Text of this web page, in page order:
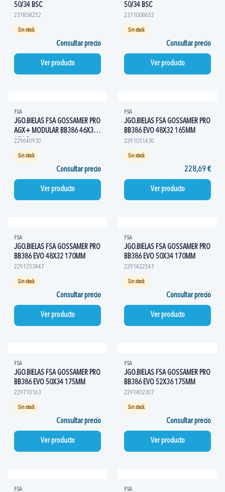
50/34 BSC
231858252
Sin stock
Consultar precio
Ver producto
50/34 BSC
2311008652
Sin stock
Consultar precio
Ver producto
FSA
JGO.BIELAS FSA GOSSAMER PRO
AGX+ MODULAR BB386 46X30
172.5
229640930
Sin stock
Consultar precio
Ver producto
FSA
JGO.BIELAS FSA GOSSAMER PRO
BB386 EVO 48X32 165MM
2291051430
Sin stock
228,69 €
Ver producto
FSA
JGO.BIELAS FSA GOSSAMER PRO
BB386 EVO 48X32 170MM
2291253447
Sin stock
Consultar precio
Ver producto
FSA
JGO.BIELAS FSA GOSSAMER PRO
BB386 EVO 50X34 170MM
2291422547
Sin stock
Consultar precio
Ver producto
FSA
JGO.BIELAS FSA GOSSAMER PRO
BB386 EVO 50X34 175MM
229770163
Sin stock
Consultar precio
Ver producto
FSA
JGO.BIELAS FSA GOSSAMER PRO
BB386 EVO 52X36 175MM
2291402307
Sin stock
Consultar precio
Ver producto
FSA FSA